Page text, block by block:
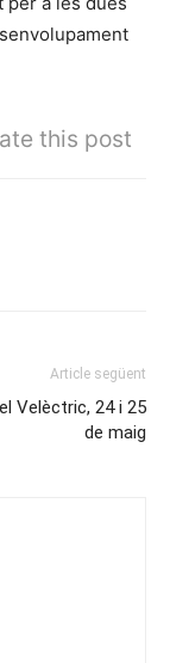
this post
Article següent
Velèctric, 24 i 25
de maig